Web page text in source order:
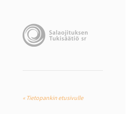
« Tietopankin etusivulle